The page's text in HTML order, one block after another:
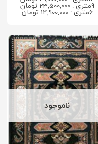
9متری : 23,500,000 تومان
6متری : 14,900,000 تومان
ناموجود